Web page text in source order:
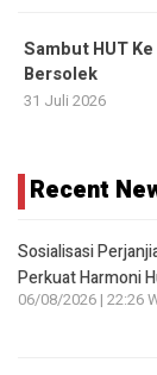
Sambut HUT
Bersolek
31 Juli 2026
Recent
Sosialisasi
Perkuat Harmoni
06/08/2026 | 22:26